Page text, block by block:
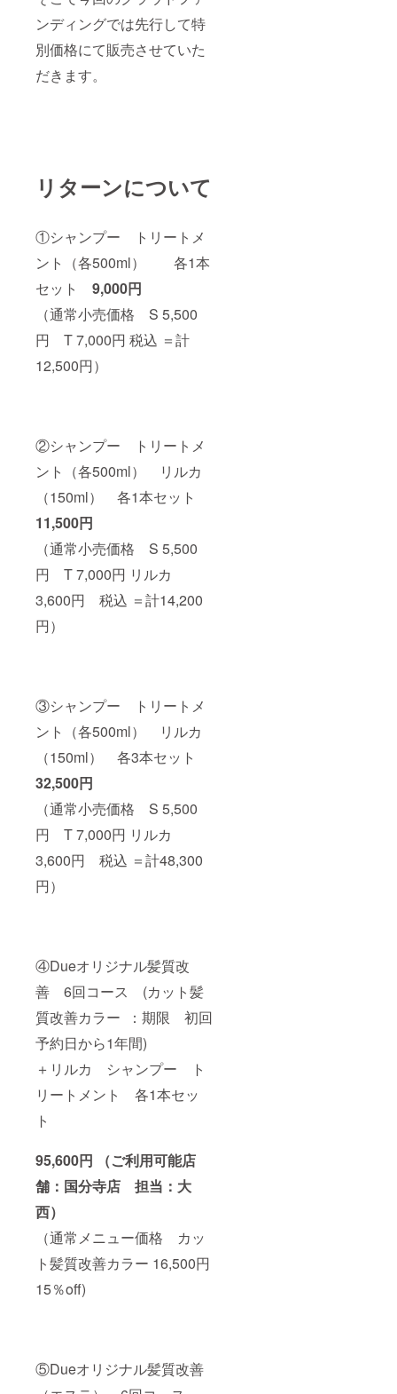
ンディングでは先行して特
別価格にて販売させていた
だきます。
リターンについて
①シャンプー トリートメ
ント（各500ml） 各1本
セット 9,000円
（通常小売価格 S 5,500
円 T 7,000円 税込 ＝計
12,500円）
②シャンプー トリートメ
ント（各500ml） リルカ
（150ml） 各1本セット
11,500円
（通常小売価格 S 5,500
円 T 7,000円 リルカ
3,600円 税込 ＝計14,200
円）
③シャンプー トリートメ
ント（各500ml） リルカ
（150ml） 各3本セット
32,500円
（通常小売価格 S 5,500
円 T 7,000円 リルカ
3,600円 税込 ＝計48,300
円）
④Dueオリジナル髪質改
善 6回コース (カット髪
質改善カラー ：期限 初回
予約日から1年間)
＋リルカ シャンプー ト
リートメント 各1本セッ
ト
95,600円 （ご利用可能店
舗：国分寺店 担当：大
西）
（通常メニュー価格 カッ
ト髪質改善カラー 16,500円
15％off)
⑤Dueオリジナル髪質改善